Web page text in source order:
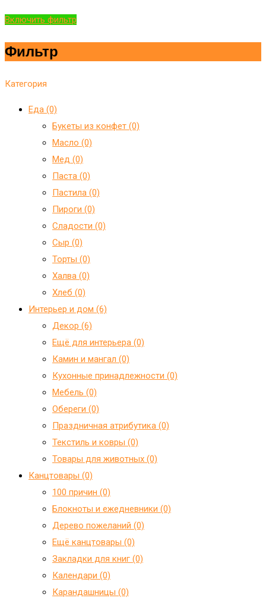
Включить фильтр
Фильтр
Категория
Еда (0)
Букеты из конфет (0)
Масло (0)
Мед (0)
Паста (0)
Пастила (0)
Пироги (0)
Сладости (0)
Сыр (0)
Торты (0)
Халва (0)
Хлеб (0)
Интерьер и дом (6)
Декор (6)
Ещё для интерьера (0)
Камин и мангал (0)
Кухонные принадлежности (0)
Мебель (0)
Обереги (0)
Праздничная атрибутика (0)
Текстиль и ковры (0)
Товары для животных (0)
Канцтовары (0)
100 причин (0)
Блокноты и ежедневники (0)
Дерево пожеланий (0)
Ещё канцтовары (0)
Закладки для книг (0)
Календари (0)
Карандашницы (0)